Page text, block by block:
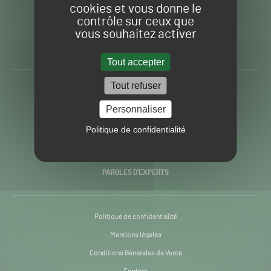
cookies et vous donne le
contrôle sur ceux que
vous souhaitez activer
Tout accepter
Tout refuser
Personnaliser
Politique de confidentialité
Gazon
Sport
H24
-
Toute l’info autour du
PRATIQUES
PAROLES D’EXPERTS
Politique de confidentialité
Mentions légales
Conditions Générales de Vente